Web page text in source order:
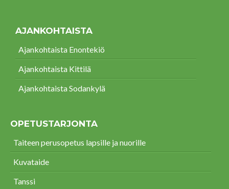
AJANKOHTAISTA
Ajankohtaista Enontekiö
Ajankohtaista Kittilä
Ajankohtaista Sodankylä
OPETUSTARJONTA
Taiteen perusopetus lapsille ja nuorille
Kuvataide
Tanssi